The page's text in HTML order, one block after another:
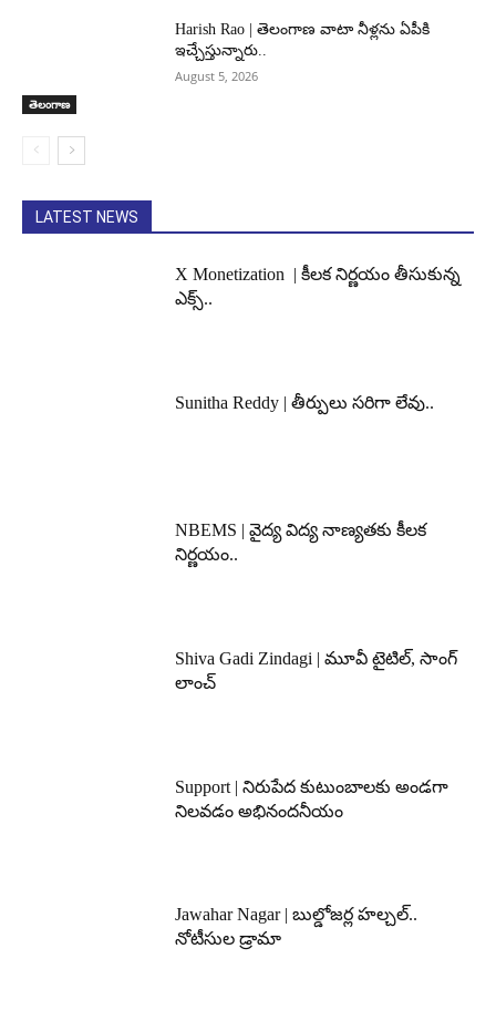
తెలంగాణ
Harish Rao | తెలంగాణ వాటా నీళ్లను ఏపీకి
ఇచ్చేస్తున్నారు..
August 5, 2026
LATEST NEWS
X Monetization | కీలక నిర్ణయం తీసుకున్న
ఎక్స్..
Sunitha Reddy | తీర్పులు సరిగా లేవు..
NBEMS | వైద్య విద్య నాణ్యతకు కీలక
నిర్ణయం..
Shiva Gadi Zindagi | మూవీ టైటిల్, సాంగ్
లాంచ్
Support | నిరుపేద కుటుంబాలకు అండగా
నిలవడం అభినందనీయం
Jawahar Nagar | బుల్డోజర్ల హల్చల్..
నోటీసుల డ్రామా